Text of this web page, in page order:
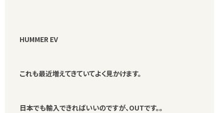
HUMMER EV
これも最近増えてきていてよく見かけます。
日本でも輸入できればいいのですが、OUTです。。